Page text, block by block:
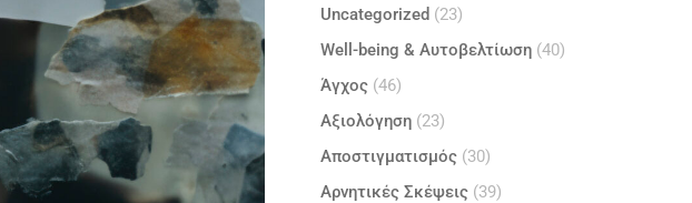
Uncategorized (23)
Well-being & Αυτοβελτίωση(40)
Άγχος(46)
Αξιολόγηση(23)
Αποστιγματισμός(30)
Αρνητικές Σκέψεις(39)